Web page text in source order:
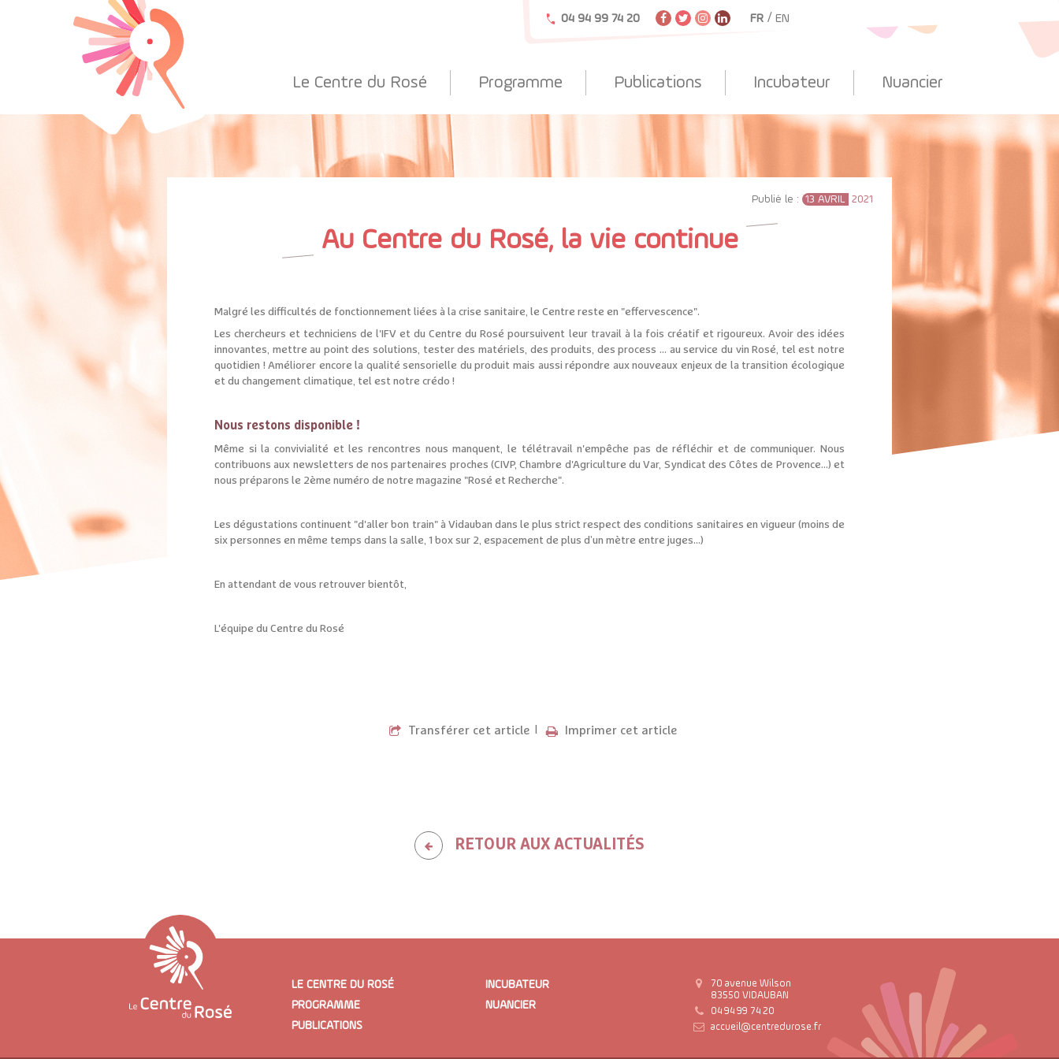
04 94 99 74 20 FR / EN
Le Centre du Rosé Programme Publications Incubateur Nuancier
Publié le : 13 AVRIL 2021
Au Centre du Rosé, la vie continue
Malgré les difficultés de fonctionnement liées à la crise sanitaire, le Centre reste en "effervescence".
Les chercheurs et techniciens de l'IFV et du Centre du Rosé poursuivent leur travail à la fois créatif et rigoureux. Avoir des idées
innovantes, mettre au point des solutions, tester des matériels, des produits, des process ... au service du vin Rosé, tel est notre
quotidien ! Améliorer encore la qualité sensorielle du produit mais aussi répondre aux nouveaux enjeux de la transition écologique
et du changement climatique, tel est notre crédo !
Nous restons disponible !
Même si la convivialité et les rencontres nous manquent, le télétravail n'empêche pas de réfléchir et de communiquer. Nous
contribuons aux newsletters de nos partenaires proches (CIVP, Chambre d'Agriculture du Var, Syndicat des Côtes de Provence...) et
nous préparons le 2ème numéro de notre magazine "Rosé et Recherche".
Les dégustations continuent "d'aller bon train" à Vidauban dans le plus strict respect des conditions sanitaires en vigueur (moins de
six personnes en même temps dans la salle, 1 box sur 2, espacement de plus d’un mètre entre juges...)
En attendant de vous retrouver bientôt,
L'équipe du Centre du Rosé
Transférer cet article Imprimer cet article
RETOUR AUX ACTUALITÉS
LE CENTRE DU ROSÉ
PROGRAMME
PUBLICATIONS
INCUBATEUR
NUANCIER
70 avenue Wilson
83550 VIDAUBAN
04 94 99 74 20
accueil@centredurose.fr